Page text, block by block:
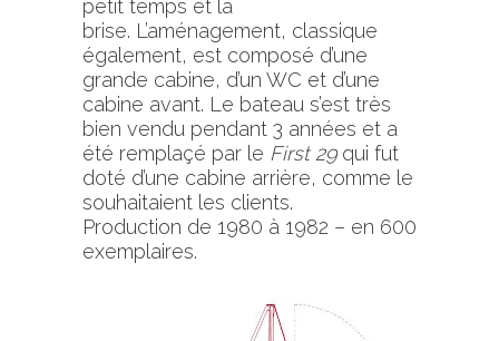
petit temps et la
brise. L’aménagement, classique
également, est composé d’une
grande cabine, d’un WC et d’une
cabine avant. Le bateau s’est très
bien vendu pendant 3 années et a
été remplaçé par le First 29qui fut
doté d’une cabine arrière, comme le
souhaitaient les clients.
Production de 1980 à 1982 – en 600
exemplaires.